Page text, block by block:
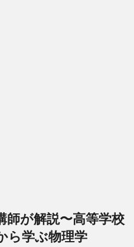
が解説〜高等学校
ら学ぶ物理学